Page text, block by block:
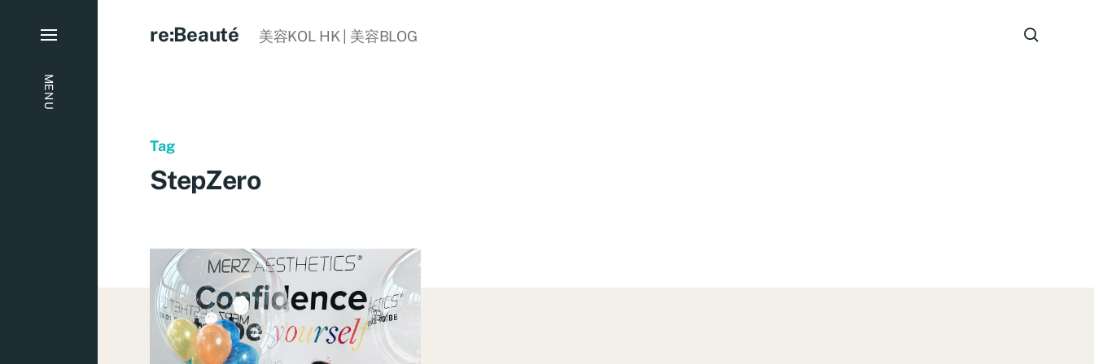
MENU
re:Beauté 美容KOL HK | 美容BLOG
Tag
StepZero